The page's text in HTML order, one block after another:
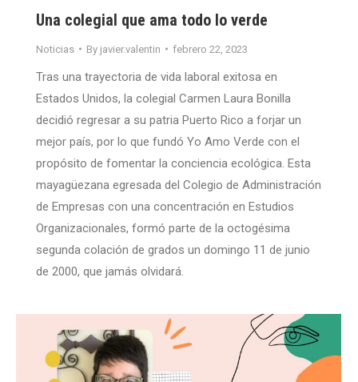
Una colegial que ama todo lo verde
Noticias By javier.valentin febrero 22, 2023
Tras una trayectoria de vida laboral exitosa en
Estados Unidos, la colegial Carmen Laura Bonilla
decidió regresar a su patria Puerto Rico a forjar un
mejor país, por lo que fundó Yo Amo Verde con el
propósito de fomentar la conciencia ecológica. Esta
mayagüezana egresada del Colegio de Administración
de Empresas con una concentración en Estudios
Organizacionales, formó parte de la octogésima
segunda colación de grados un domingo 11 de junio
de 2000, que jamás olvidará.